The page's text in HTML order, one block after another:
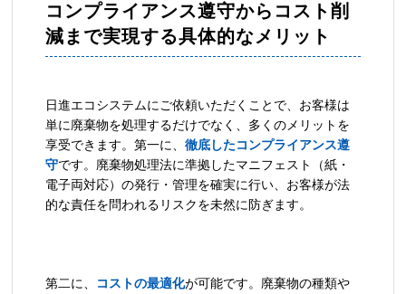
コンプライアンス遵守からコスト削
減まで実現する具体的なメリット
日進エコシステムにご依頼いただくことで、お客様は
単に廃棄物を処理するだけでなく、多くのメリットを
享受できます。第一に、徹底したコンプライアンス遵
守です。廃棄物処理法に準拠したマニフェスト（紙・
電子両対応）の発行・管理を確実に行い、お客様が法
的な責任を問われるリスクを未然に防ぎます。
第二に、 コストの最適化が可能です。廃棄物の種類や